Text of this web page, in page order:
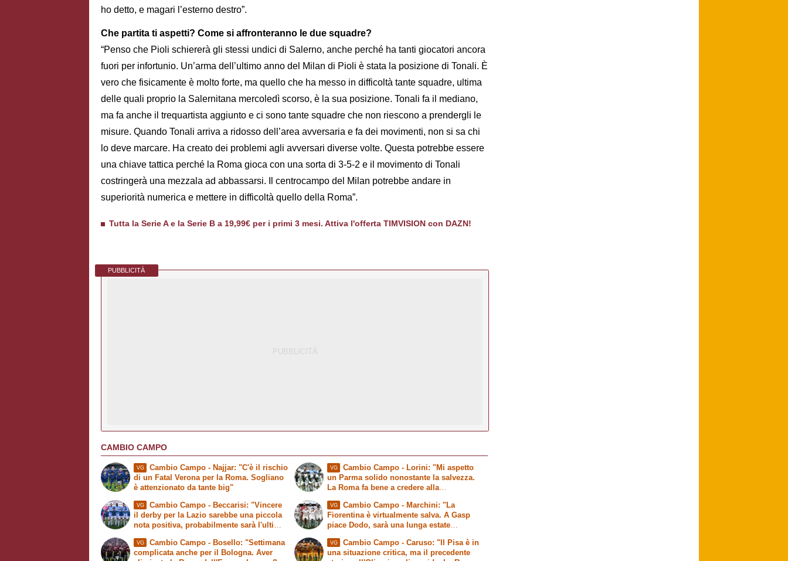
ho detto, e magari l’esterno destro”.
Che partita ti aspetti? Come si affronteranno le due squadre?
“Penso che Pioli schiererà gli stessi undici di Salerno, anche perché ha tanti giocatori ancora
fuori per infortunio. Un’arma dell’ultimo anno del Milan di Pioli è stata la posizione di Tonali. È
vero che fisicamente è molto forte, ma quello che ha messo in difficoltà tante squadre, ultima
delle quali proprio la Salernitana mercoledì scorso, è la sua posizione. Tonali fa il mediano,
ma fa anche il trequartista aggiunto e ci sono tante squadre che non riescono a prendergli le
misure. Quando Tonali arriva a ridosso dell’area avversaria e fa dei movimenti, non si sa chi
lo deve marcare. Ha creato dei problemi agli avversari diverse volte. Questa potrebbe essere
una chiave tattica perché la Roma gioca con una sorta di 3-5-2 e il movimento di Tonali
costringerà una mezzala ad abbassarsi. Il centrocampo del Milan potrebbe andare in
superiorità numerica e mettere in difficoltà quello della Roma”.
Tutta la Serie A e la Serie B a 19,99€ per i primi 3 mesi. Attiva l'offerta TIMVISION con DAZN!
PUBBLICITÀ
CAMBIO CAMPO
VG Cambio Campo- Najjar: "C'è il rischio
di un Fatal Veronaper la Roma. Sogliano
è attenzionato da tante big"
VG Cambio Campo- Beccarisi: "Vincere
il derby per la Lazio sarebbe una piccola
nota positiva, probabilmente sarà l'ultimo
VG Cambio Campo- Lorini: "Mi aspetto
un Parma solido nonostante la salvezza.
La Roma fa bene a credere alla
VG Cambio Campo- Marchini: "La
Fiorentina è virtualmente salva. A Gasp
piace Dodo, sarà una lunga estate
VG Cambio Campo- Bosello: "Settimana
complicata anche per il Bologna. Aver
VG Cambio Campo- Caruso: "Il Pisa è in
una situazione critica, ma il precedente